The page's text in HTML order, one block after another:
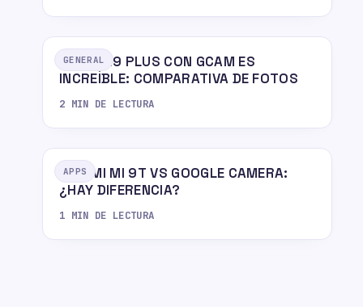
GENERAL
MOTO G9 PLUS CON GCAM ES
INCREÍBLE: COMPARATIVA DE FOTOS
2 MIN DE LECTURA
APPS
XIAOMI MI 9T VS GOOGLE CAMERA:
¿HAY DIFERENCIA?
1 MIN DE LECTURA